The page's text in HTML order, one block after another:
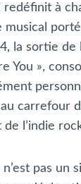
à
musical
la sortie
You »,
carrefour
l’indie
pas un